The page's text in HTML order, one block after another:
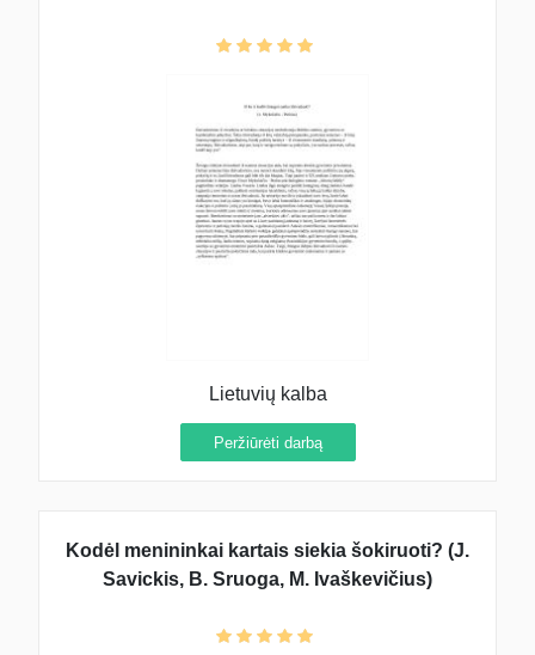
Lietuvių kalba
Peržiūrėti darbą
Kodėl menininkai kartais siekia šokiruoti? (J.
Savickis, B. Sruoga, M. Ivaškevičius)